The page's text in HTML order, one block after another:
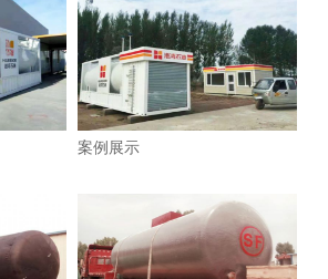
案例展示